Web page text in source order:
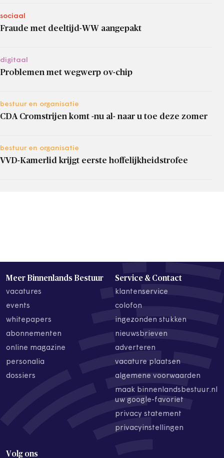
sociaal
Fraude met deeltijd-WW aangepakt
digitaal
Problemen met wegwerp ov-chip
bestuur en organisatie
CDA Cromstrijen komt -nu al- naar u toe deze zomer
bestuur en organisatie
VVD-Kamerlid krijgt eerste hoffelijkheidstrofee
Meer Binnenlands Bestuur
vacatures
events
whitepapers
abonnementen
online magazine
personalia
dossiers
Service & Contact
klantenservice
colofon
ingezonden stukken
nieuwsbrieven
adverteren
vacature plaatsen
algemene voorwaarden
maak binnenlandsbestuur.nl
uw google-favoriet
privacy statement
privacyinstellingen
Volg ons